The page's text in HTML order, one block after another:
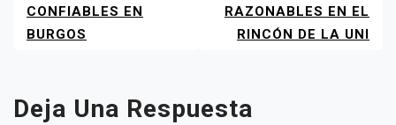
CONFIABLES EN
BURGOS
RAZONABLES EN EL
RINCÓN DE LA UNI
Deja Una Respuesta